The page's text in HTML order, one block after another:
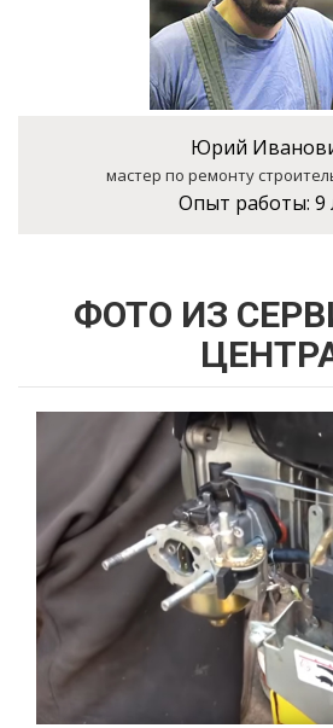
Юрий
мастер по ремонту
Опыт работы: 9
ФОТО ИЗ